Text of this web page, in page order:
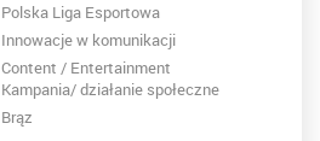
Polska Liga Esportowa
Innowacje w komunikacji
Content / Entertainment
Kampania/ działanie społeczne
Brąz